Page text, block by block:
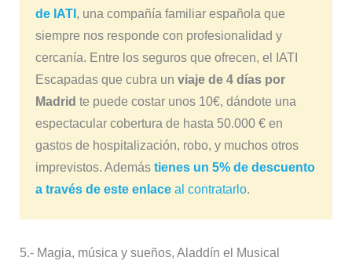
de IATI , una compañía familiar española que
siempre nos responde con profesionalidad y
cercanía. Entre los seguros que ofrecen, el IATI
Escapadas que cubra un viaje de 4 días por
Madrid te puede costar unos 10€, dándote una
espectacular cobertura de hasta 50.000 € en
gastos de hospitalización, robo, y muchos otros
imprevistos. Además tienes un 5% de descuento
a través de este enlaceal contratarlo.
5.- Magia, música y sueños, Aladdín el Musical